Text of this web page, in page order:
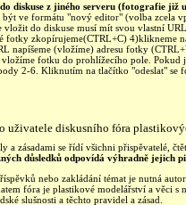
diskuse z jiného serveru (fotografie již
být ve formátu "nový editor" (volba zcela
vložit do diskuse musí mít svou vlastní
fotky zkopírujeme(CTRL+C) 4)klikneme
napíšeme (vložíme) adresu fotky
fotku do prohlížecího pole. Pokud
2-6. Kliknutím na tlačítko "odeslat" se
uživatele diskusního fóra
a zásadami se řídí všichni přispěvatelé,
důsledků odpovídá výhradně jejich
nebo zakládání témat je nutná
fóra je plastikové modelářství a věci
slušnosti a těchto pravidel a zásad.